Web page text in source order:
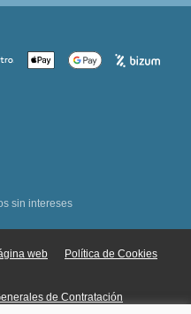
sin intereses
web Política de Cookies
de Contratación